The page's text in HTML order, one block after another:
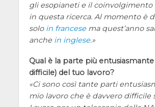
gli esopianeti e il coinvolgimento
in questa ricerca. Al momento è
solo in francesema quest’anno
anche in inglese.
Qual è la parte più
difficile) del tuo lavoro?
Ci sono così tante parti
mio lavoro che è davvero difficile